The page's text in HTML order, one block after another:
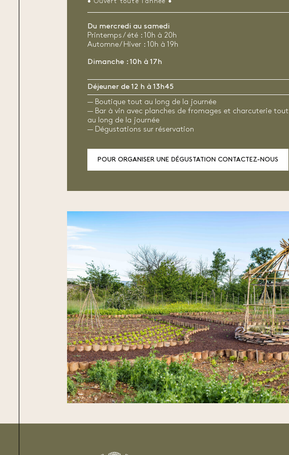
Du mercredi au samedi
Printemps/ été : 10h à 20h
Automne/ Hiver : 10h à 19h
Dimanche : 10h à 17h
Déjeuner de 12 h à 13h45
— Boutique tout au long de la journée
— Bar à vin avec planches de fromages et charcuterie tout
au long de la journée
— Dégustations sur réservation
POUR ORGANISER UNE DÉGUSTATION CONTACTEZ-NOUS